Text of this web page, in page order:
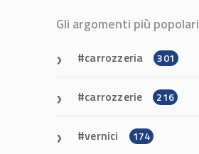
Gli argomenti più popolari
carrozzeria 301
carrozzerie 216
vernici 174